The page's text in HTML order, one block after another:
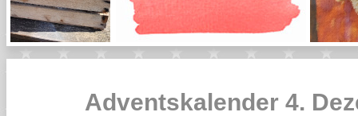
Adventskalender 4.